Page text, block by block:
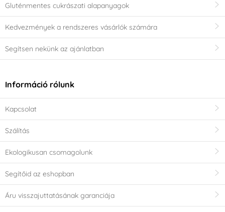
Gluténmentes cukrászati alapanyagok
Kedvezmények a rendszeres vásárlók számára
Segítsen nekünk az ajánlatban
Információ rólunk
Kapcsolat
Szálítás
Ekologikusan csomagolunk
Segítőid az eshopban
Áru visszajuttatásának garanciája